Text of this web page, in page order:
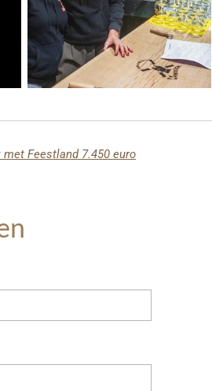
met Feestland 7.450 euro